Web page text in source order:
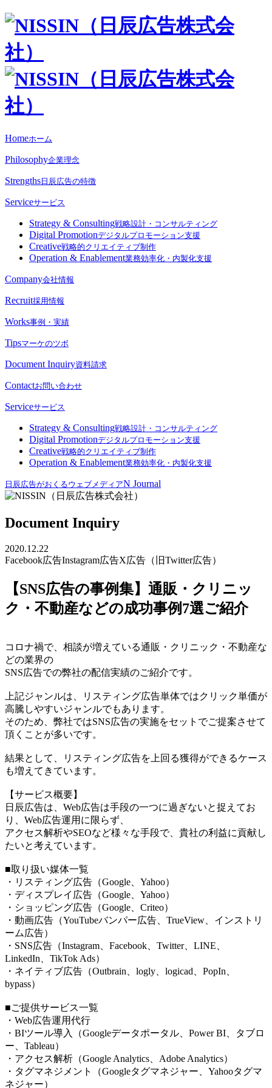
Homeホーム
Philosophy企業理念
Strengths 日辰広告の特徴
Serviceサービス
Strategy & Consulting戦略設計・コンサルティング
Digital Promotionデジタルプロモーション支援
Creative戦略的クリエイティブ制作
Operation & Enablement業務効率化・内製化支援
Company会社情報
Recruit採用情報
Works事例・実績
Tipsマーケのツボ
Document Inquiry資料請求
Contactお問い合わせ
Serviceサービス
Strategy & Consulting戦略設計・コンサルティング
Digital Promotionデジタルプロモーション支援
Creative戦略的クリエイティブ制作
Operation & Enablement業務効率化・内製化支援
日辰広告がおくるウェブメディアN Journal
Document Inquiry
2020.12.22
Facebook広告Instagram広告X広告（旧Twitter広告）
【SNS広告の事例集】通販・クリニッ
ク・不動産などの成功事例7選ご紹介
コロナ禍で、相談が増えている通販・クリニック・不動産な
どの業界の
SNS広告での弊社の配信実績のご紹介です。
上記ジャンルは、リスティング広告単体ではクリック単価が
高騰しやすいジャンルでもあります。
そのため、弊社ではSNS広告の実施をセットでご提案させて
頂くことが多いです。
結果として、リスティング広告を上回る獲得ができるケース
も増えてきています。
【サービス概要】
日辰広告は、Web広告は手段の一つに過ぎないと捉えてお
り、Web広告運用に限らず、
アクセス解析やSEOなど様々な手段で、貴社の利益に貢献し
たいと考えています。
■取り扱い媒体一覧
・リスティング広告（Google、Yahoo）
・ディスプレイ広告（Google、Yahoo）
・ショッピング広告（Google、Criteo）
・動画広告（YouTubeバンパー広告、TrueView、インストリ
ーム広告）
・SNS広告（Instagram、Facebook、Twitter、LINE、
LinkedIn、TikTok Ads）
・ネイティブ広告（Outbrain、logly、logicad、PopIn、
bypass）
■ご提供サービス一覧
・Web広告運用代行
・BIツール導入（Googleデータポータル、Power BI、タブロ
ー、Tableau）
・アクセス解析（Google Analytics、Adobe Analytics）
・タグマネジメント（Googleタグマネジャー、Yahooタグマ
ネジャー）